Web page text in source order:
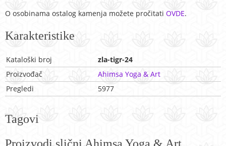
O osobinama ostalog kamenja možete pročitati OVDE.
Karakteristike
Kataloški broj
zla-tigr-24
Proizvođač
Ahimsa Yoga & Art
Pregledi
5977
Tagovi